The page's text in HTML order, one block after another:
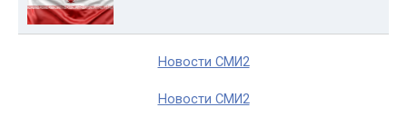
Новости СМИ2
Новости СМИ2